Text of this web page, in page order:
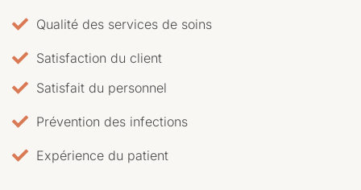
Qualité des services de soins
Satisfaction du client
Satisfait du personnel
Prévention des infections
Expérience du patient